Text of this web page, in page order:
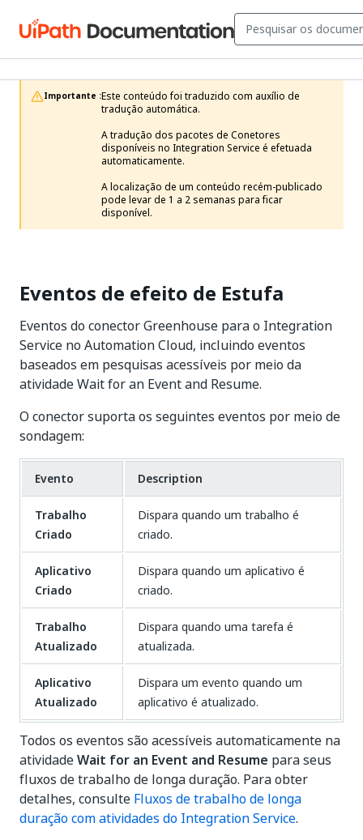
Importante :Este conteúdo foi traduzido com auxílio de
tradução automática.
A tradução dos pacotes de Conetores
disponíveis no Integration Service é efetuada
automaticamente.
A localização de um conteúdo recém-publicado
pode levar de 1 a 2 semanas para ficar
disponível.
Eventos de efeito de Estufa
Eventos do conector Greenhouse para o Integration
Service no Automation Cloud, incluindo eventos
baseados em pesquisas acessíveis por meio da
atividade Wait for an Event and Resume.
O conector suporta os seguintes eventos por meio de
sondagem:
Evento Description
Trabalho
Criado
Dispara quando um trabalho é
criado.
Aplicativo
Criado
Dispara quando um aplicativo é
criado.
Trabalho
Atualizado
Dispara quando uma tarefa é
atualizada.
Aplicativo
Atualizado
Dispara um evento quando um
aplicativo é atualizado.
Todos os eventos são acessíveis automaticamente na
atividadeWait for an Event and Resume para seus
fluxos de trabalho de longa duração. Para obter
detalhes, consulte Fluxos de trabalho de longa
duração com atividades do Integration Service.